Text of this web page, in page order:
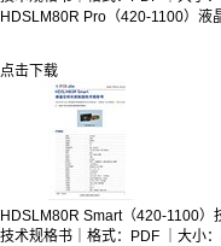
HDSLM80R Pro（420-1100）液
点击下载
HDSLM80R Smart（420-1100）
技术规格书｜格式：PDF ｜大小